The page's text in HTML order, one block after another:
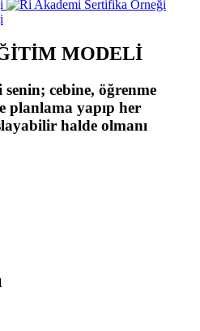
MODELİ
senin; cebine, öğrenme
planlama yapıp her
halde olmanı